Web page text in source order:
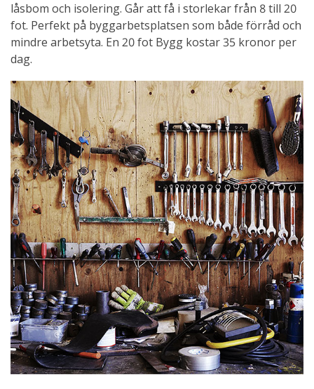
låsbom och isolering. Går att få i storlekar från 8 till 20
fot. Perfekt på byggarbetsplatsen som både förråd och
mindre arbetsyta. En 20 fot Bygg kostar 35 kronor per
dag.